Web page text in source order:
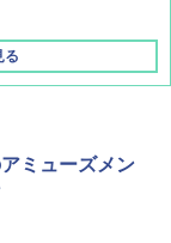
る
山善] ポップアッ
畳める パッとサ
フルクローズ メ
チ アウトドアパ
ト付 折りたたみ
整 軽量 収納袋付
ミューズメン